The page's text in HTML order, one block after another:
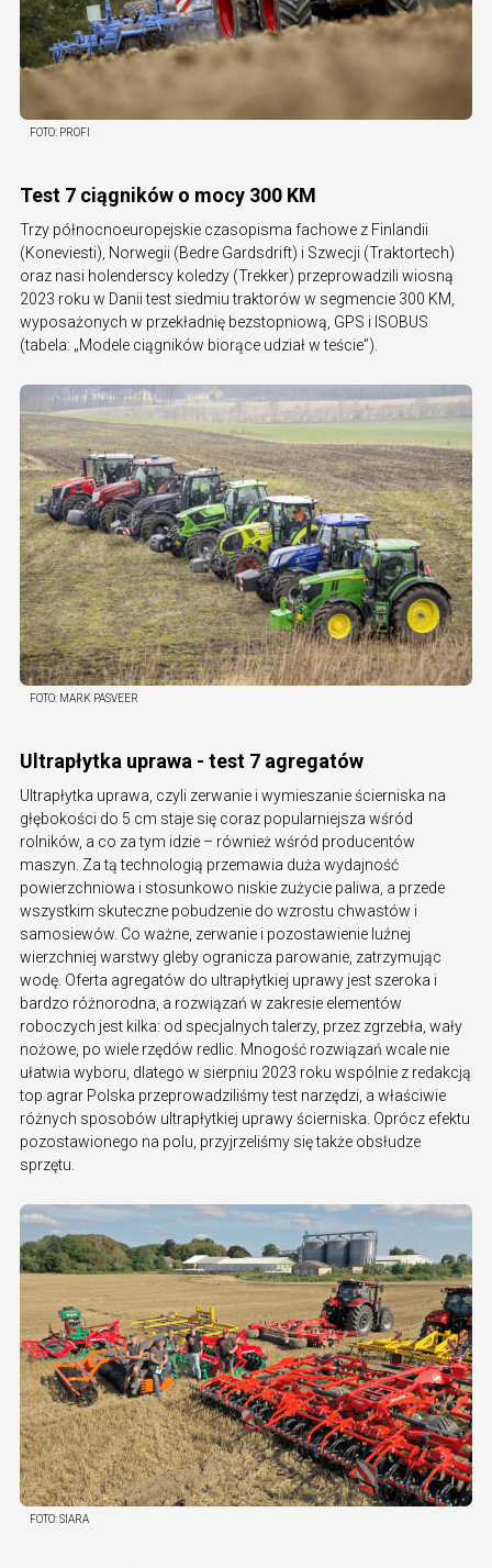
FOTO: PROFI
Test 7 ciągników o mocy 300 KM
Trzy północnoeuropejskie czasopisma fachowe z Finlandii
(Koneviesti), Norwegii (Bedre Gardsdrift) i Szwecji (Traktortech)
oraz nasi holenderscy koledzy (Trekker) przeprowadzili wiosną
2023 roku w Danii test siedmiu traktorów w segmencie 300 KM,
wyposażonych w przekładnię bezstopniową, GPS i ISOBUS
(tabela: „Modele ciągników biorące udział w teście”).
FOTO: MARK PASVEER
Ultrapłytka uprawa - test 7 agregatów
Ultrapłytka uprawa, czyli zerwanie i wymieszanie ścierniska na
głębokości do 5 cm staje się coraz popularniejsza wśród
rolników, a co za tym idzie – również wśród producentów
maszyn. Za tą technologią przemawia duża wydajność
powierzchniowa i stosunkowo niskie zużycie paliwa, a przede
wszystkim skuteczne pobudzenie do wzrostu chwastów i
samosiewów. Co ważne, zerwanie i pozostawienie luźnej
wierzchniej warstwy gleby ogranicza parowanie, zatrzymując
wodę. Oferta agregatów do ultrapłytkiej uprawy jest szeroka i
bardzo różnorodna, a rozwiązań w zakresie elementów
roboczych jest kilka: od specjalnych talerzy, przez zgrzebła, wały
nożowe, po wiele rzędów redlic. Mnogość rozwiązań wcale nie
ułatwia wyboru, dlatego w sierpniu 2023 roku wspólnie z redakcją
top agrar Polska przeprowadziliśmy test narzędzi, a właściwie
różnych sposobów ultrapłytkiej uprawy ścierniska. Oprócz efektu
pozostawionego na polu, przyjrzeliśmy się także obsłudze
sprzętu.
FOTO:SIARA